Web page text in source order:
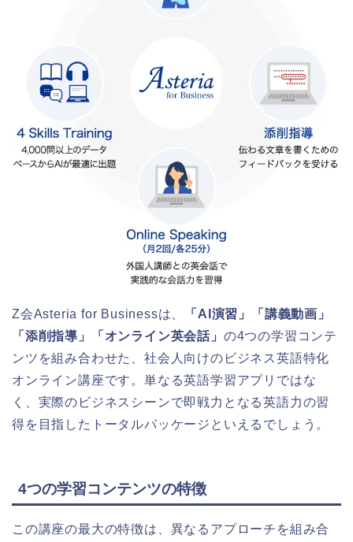
Z会Asteria for Businessは、
「AI演習」「講義動画」
「添削指導」「オンライン英会話」 の4つの学習コンテ
ンツを組み合わせた、社会人向けのビジネス英語特化
オンライン講座です。単なる英語学習アプリではな
く、実際のビジネスシーンで即戦力となる英語力の習
得を目指したトータルパッケージといえるでしょう。
4つの学習コンテンツの特徴
この講座の最大の特徴は、異なるアプローチを組み合